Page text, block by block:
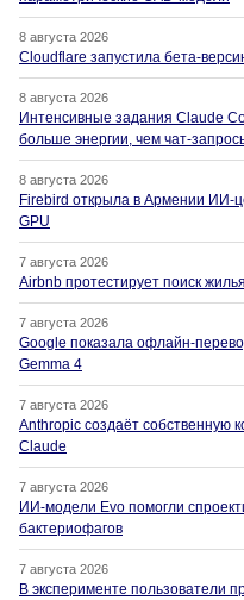
8 августа 2026
Cloudflare запустила бета-
8 августа 2026
Интенсивные задания Claude
больше энергии, чем чат-
8 августа 2026
Firebird открыла в Армении ИИ-
GPU
7 августа 2026
Airbnb протестирует поиск
7 августа 2026
Google показала офлайн-
Gemma 4
7 августа 2026
Anthropic создаёт собственную
Claude
7 августа 2026
ИИ-модели Evo помогли
бактериофагов
7 августа 2026
В эксперименте пользователи